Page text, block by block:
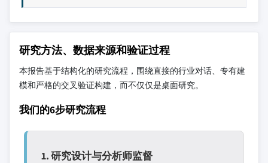
研究方法、数据来源和验证过程
本报告基于结构化的研究流程，围绕直接的行业对话、专有建
模和严格的交叉验证构建，而不仅仅是桌面研究。
我们的6步研究流程
1. 研究设计与分析师监督